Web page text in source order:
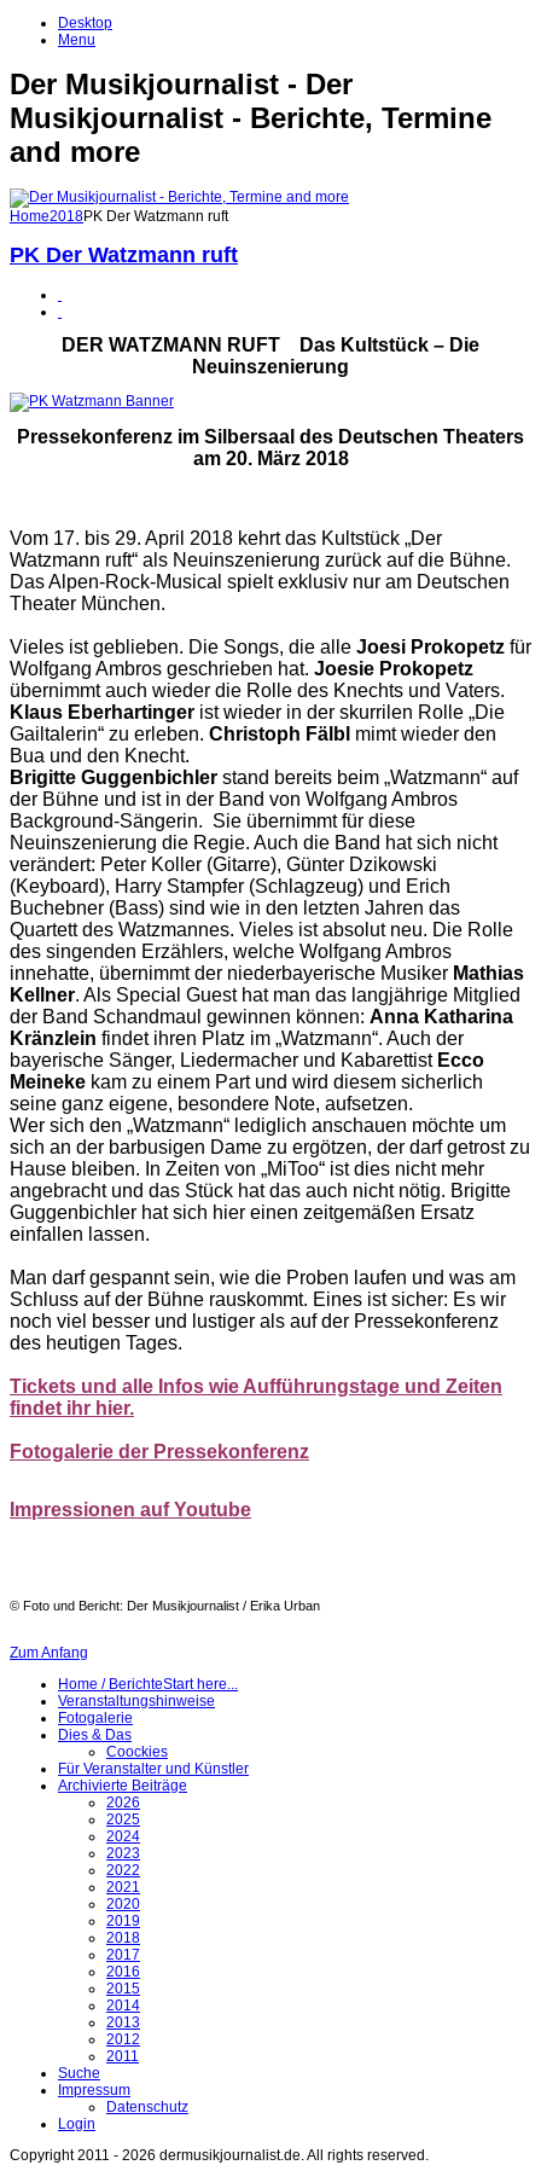
Desktop
Menu
Der Musikjournalist - Der
Musikjournalist - Berichte, Termine
and more
Home2018PK Der Watzmann ruft
PK Der Watzmann ruft
DER WATZMANN RUFT Das Kultstück – Die
Neuinszenierung
Pressekonferenz im Silbersaal des Deutschen Theaters
am 20. März 2018
Vom 17. bis 29. April 2018 kehrt das Kultstück „Der
Watzmann ruft“ als Neuinszenierung zurück auf die Bühne.
Das Alpen-Rock-Musical spielt exklusiv nur am Deutschen
Theater München.
Vieles ist geblieben. Die Songs, die alle Joesi Prokopetz für
Wolfgang Ambros geschrieben hat. Joesie Prokopetz
übernimmt auch wieder die Rolle des Knechts und Vaters.
Klaus Eberhartinger ist wieder in der skurrilen Rolle „Die
Gailtalerin“ zu erleben. Christoph Fälbl mimt wieder den
Bua und den Knecht.
Brigitte Guggenbichler stand bereits beim „Watzmann“ auf
der Bühne und ist in der Band von Wolfgang Ambros
Background-Sängerin. Sie übernimmt für diese
Neuinszenierung die Regie. Auch die Band hat sich nicht
verändert: Peter Koller (Gitarre), Günter Dzikowski
(Keyboard), Harry Stampfer (Schlagzeug) und Erich
Buchebner (Bass) sind wie in den letzten Jahren das
Quartett des Watzmannes. Vieles ist absolut neu. Die Rolle
des singenden Erzählers, welche Wolfgang Ambros
innehatte, übernimmt der niederbayerische Musiker Mathias
Kellner. Als Special Guest hat man das langjährige Mitglied
der Band Schandmaul gewinnen können: Anna Katharina
Kränzlein findet ihren Platz im „Watzmann“. Auch der
bayerische Sänger, Liedermacher und Kabarettist Ecco
Meineke kam zu einem Part und wird diesem sicherlich
seine ganz eigene, besondere Note, aufsetzen.
Wer sich den „Watzmann“ lediglich anschauen möchte um
sich an der barbusigen Dame zu ergötzen, der darf getrost zu
Hause bleiben. In Zeiten von „MiToo“ ist dies nicht mehr
angebracht und das Stück hat das auch nicht nötig. Brigitte
Guggenbichler hat sich hier einen zeitgemäßen Ersatz
einfallen lassen.
Man darf gespannt sein, wie die Proben laufen und was am
Schluss auf der Bühne rauskommt. Eines ist sicher: Es wir
noch viel besser und lustiger als auf der Pressekonferenz
des heutigen Tages.
Tickets und alle Infos wie Aufführungstage und Zeiten
findet ihr hier.
Fotogalerie der Pressekonferenz
Impressionen auf Youtube
© Foto und Bericht: Der Musikjournalist / Erika Urban
Zum Anfang
Home / BerichteStart here...
Veranstaltungshinweise
Fotogalerie
Dies & Das
Coockies
Für Veranstalter und Künstler
Archivierte Beiträge
2026
2025
2024
2023
2022
2021
2020
2019
2018
2017
2016
2015
2014
2013
2012
2011
Suche
Impressum
Datenschutz
Login
Copyright 2011 - 2026 dermusikjournalist.de. All rights reserved.